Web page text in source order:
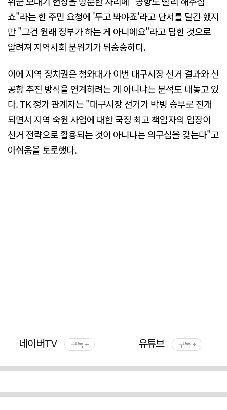
쇼"라는 한 주민 요청에 '두고 봐야죠'라고 단서를 달긴 했지
만 "그건 원래 정부가 하는 게 아니에요"라고 답한 것으로
알려져 지역사회 분위기가 뒤숭숭하다.
이에 지역 정치권은 청와대가 이번 대구시장 선거 결과와 신
공항 추진 방식을 연계하려는 게 아니냐는 분석도 내놓고 있
다. TK 정가 관계자는 "대구시장 선거가 박빙 승부로 전개
되면서 지역 숙원 사업에 대한 국정 최고 책임자의 입장이
선거 전략으로 활용되는 것이 아니냐는 의구심을 갖는다"고
아쉬움을 토로했다.
네이버TV 구독 + 유튜브 구독 +